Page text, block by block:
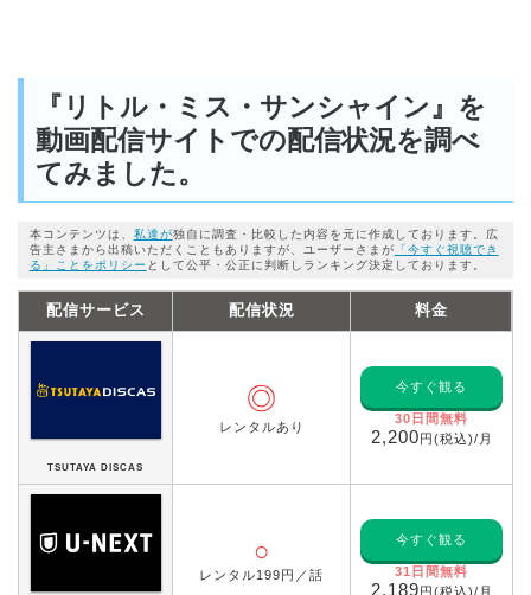
『リトル・ミス・サンシャイン』を
動画配信サイトでの配信状況を調べ
てみました。
本コンテンツは、 私達が独自に調査・比較した内容を元に作成しております。広
告主さまから出稿いただくこともありますが、ユーザーさまが 「今すぐ視聴でき
る」ことをポリシー として公平・公正に判断しランキング決定しております。
配信サービス 配信状況 料金
TSUTAYA DISCAS
◎
レンタルあり
今すぐ観る
30日間無料
2,200円(税込)/月
○
レンタル199円／話
今すぐ観る
31日間無料
2,189円(税込)/月